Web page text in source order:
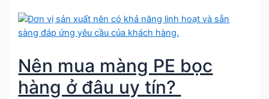
Nên mua màng PE bọc
hàng ở đâu uy tín?